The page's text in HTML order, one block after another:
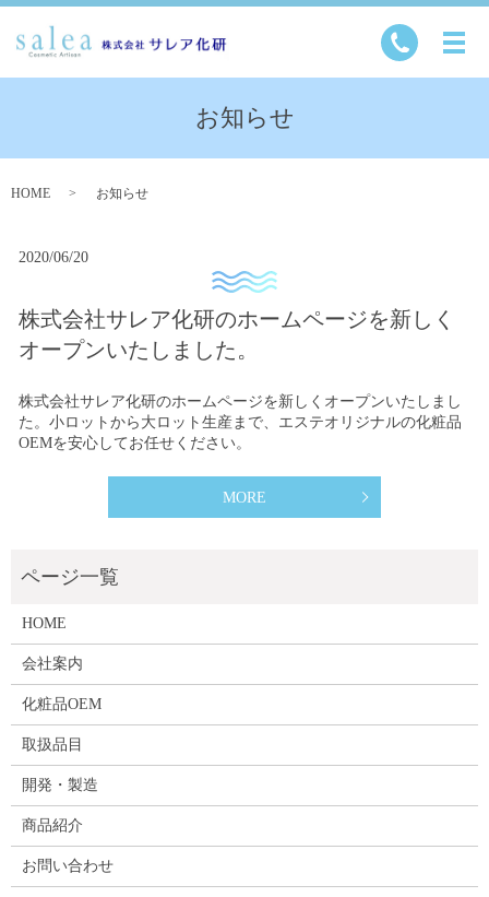
お知らせ
HOME お知らせ
2020/06/20
株式会社サレア化研のホームページを新しく
オープンいたしました。
株式会社サレア化研のホームページを新しくオープンいたしまし
た。小ロットから大ロット生産まで、エステオリジナルの化粧品
OEMを安心してお任せください。
MORE
HOME
会社案内
化粧品OEM
取扱品目
開発・製造
商品紹介
お問い合わせ